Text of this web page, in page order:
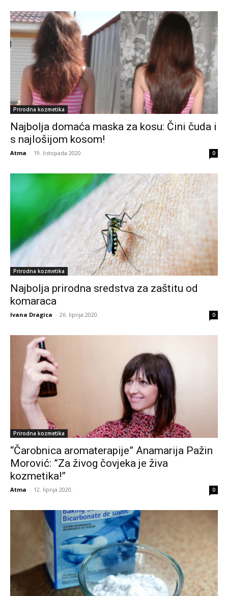
Prirodna kozmetika
Najbolja domaća maska za kosu: Čini čuda i
s najlošijom kosom!
Atma - 19. listopada 2020. 0
Prirodna kozmetika
Najbolja prirodna sredstva za zaštitu od
komaraca
Ivana Dragica - 26. lipnja 2020. 0
Prirodna kozmetika
“Čarobnica aromaterapije” Anamarija Pažin
Morović: ”Za živog čovjeka je živa
kozmetika!”
Atma - 12. lipnja 2020. 0